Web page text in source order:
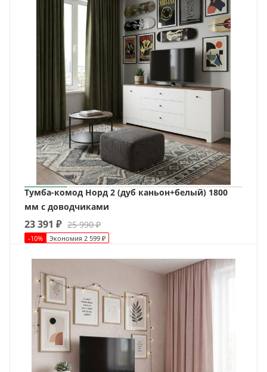
Тумба-комод Норд 2 (дуб каньон+белый) 1800
мм с доводчиками
23 391 ₽ 25 990₽
-10% Экономия 2 599 ₽